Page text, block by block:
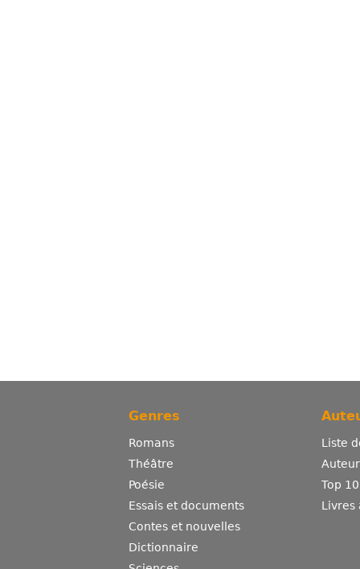
Genres
Romans
Théâtre
Poésie
Essais et documents
Contes et nouvelles
Dictionnaire
Liste
Top
Livres